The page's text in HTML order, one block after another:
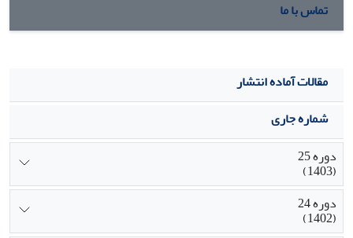
تماس با ما
مقالات آماده انتشار
شماره جاری
دوره 25
(1403)
دوره 24
(1402)